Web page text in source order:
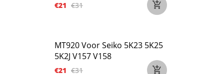
€21 €31
MT920 Voor Seiko 5K23 5K25
5K2J V157 V158
€21 €31